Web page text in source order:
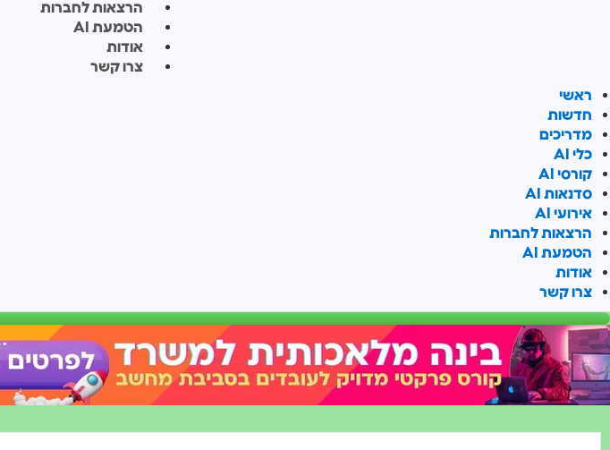
הרצאות לחברות
הטמעת AI
אודות
צרו קשר
ראשי
חדשות
מדריכים
כלי AI
קורסי AI
סדנאות AI
אירועי AI
הרצאות לחברות
הטמעת AI
אודות
צרו קשר